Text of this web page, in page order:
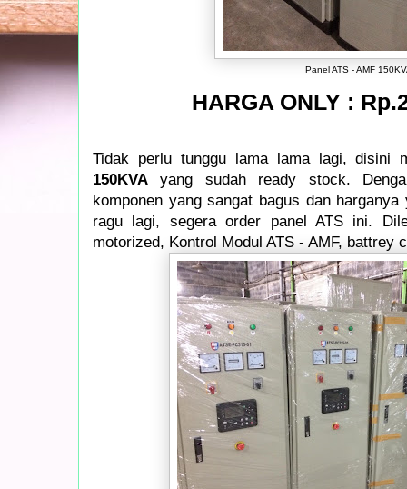
Panel ATS - AMF
HARGA ONLY :
Tidak perlu tunggu lama lama lagi, disini
150KVA yang sudah ready stock.
komponen yang sangat bagus dan
ragu lagi, segera order panel ATS ini.
motorized, Kontrol Modul ATS - AMF, battrey